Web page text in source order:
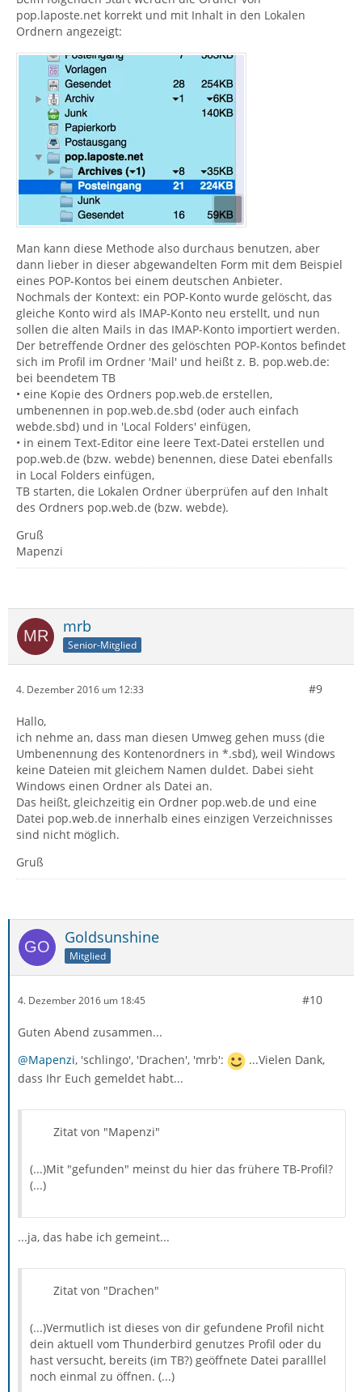
pop.laposte.net korrekt und mit Inhalt in den Lokalen
Ordnern angezeigt:
Man kann diese Methode also durchaus benutzen, aber
dann lieber in dieser abgewandelten Form mit dem Beispiel
eines POP-Kontos bei einem deutschen Anbieter.
Nochmals der Kontext: ein POP-Konto wurde gelöscht, das
gleiche Konto wird als IMAP-Konto neu erstellt, und nun
sollen die alten Mails in das IMAP-Konto importiert werden.
Der betreffende Ordner des gelöschten POP-Kontos befindet
sich im Profil im Ordner 'Mail' und heißt z. B. pop.web.de:
bei beendetem TB
• eine Kopie des Ordners pop.web.de erstellen,
umbenennen in pop.web.de.sbd (oder auch einfach
webde.sbd) und in 'Local Folders' einfügen,
• in einem Text-Editor eine leere Text-Datei erstellen und
pop.web.de (bzw. webde) benennen, diese Datei ebenfalls
in Local Folders einfügen,
TB starten, die Lokalen Ordner überprüfen auf den Inhalt
des Ordners pop.web.de (bzw. webde).
Gruß
Mapenzi
mrb
Senior-Mitglied
4. Dezember 2016 um 12:33 #9
Hallo,
ich nehme an, dass man diesen Umweg gehen muss (die
Umbenennung des Kontenordners in *.sbd), weil Windows
keine Dateien mit gleichem Namen duldet. Dabei sieht
Windows einen Ordner als Datei an.
Das heißt, gleichzeitig ein Ordner pop.web.de und eine
Datei pop.web.de innerhalb eines einzigen Verzeichnisses
sind nicht möglich.
Gruß
Goldsunshine
Mitglied
4. Dezember 2016 um 18:45 #10
Guten Abend zusammen...
@Mapenzi, 'schlingo', 'Drachen', 'mrb':
...Vielen Dank,
dass Ihr Euch gemeldet habt...
Zitat von "Mapenzi"
(...)Mit "gefunden" meinst du hier das frühere TB-Profil?
(...)
...ja, das habe ich gemeint...
Zitat von "Drachen"
(...)Vermutlich ist dieses von dir gefundene Profil nicht
dein aktuell vom Thunderbird genutzes Profil oder du
hast versucht, bereits (im TB?) geöffnete Datei paralllel
noch einmal zu öffnen. (...)